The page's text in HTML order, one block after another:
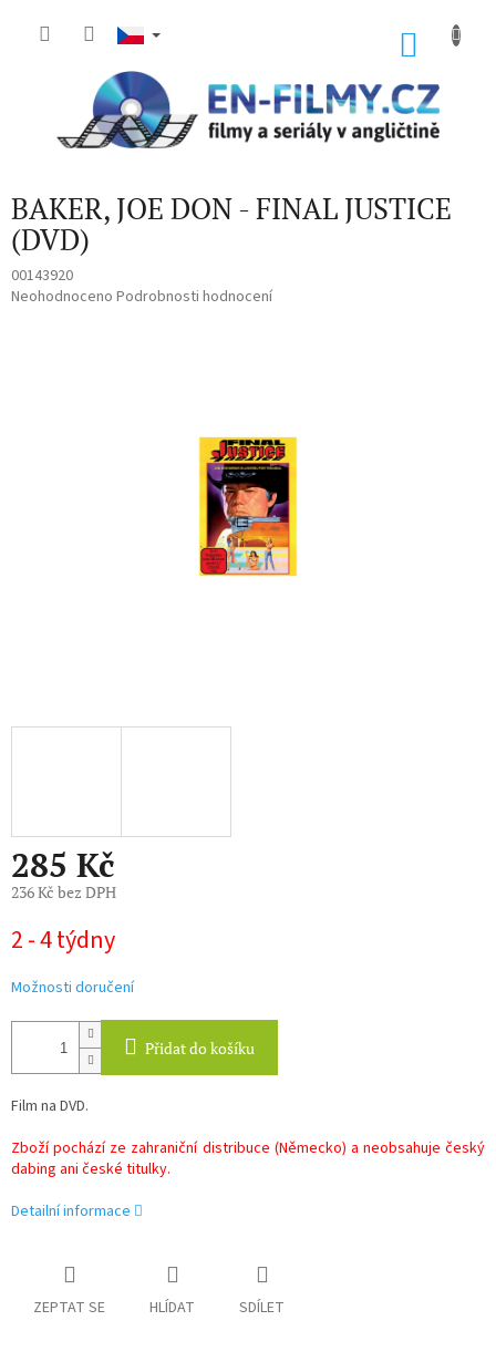
BAKER, JOE DON - FINAL JUSTICE
(DVD)
00143920
Průměrné
Neohodnoceno Podrobnosti hodnocení
285 Kč
236 Kč bez DPH
cena:
2 - 4 týdny
Možnosti doručení
Přidat do košíku
Film na DVD.
Zboží pochází ze zahraniční distribuce (Německo) a neobsahuje český
dabing ani české titulky.
Detailní informace
ZEPTAT SE HLÍDAT SDÍLET